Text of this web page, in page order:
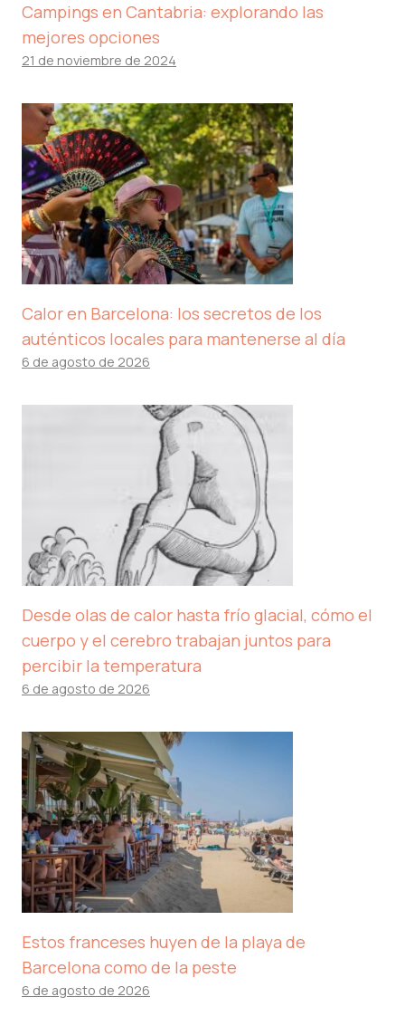
Campings en Cantabria: explorando las
mejores opciones
21 de noviembre de 2024
Calor en Barcelona: los secretos de los
auténticos locales para mantenerse al día
6 de agosto de 2026
Desde olas de calor hasta frío glacial, cómo el
cuerpo y el cerebro trabajan juntos para
percibir la temperatura
6 de agosto de 2026
Estos franceses huyen de la playa de
Barcelona como de la peste
6 de agosto de 2026